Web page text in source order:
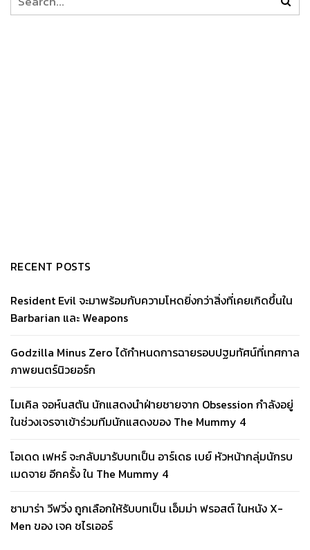
RECENT POSTS
Resident Evil จะมาพร้อมกับความโหดยิ่งกว่าสิ่งที่เคยเกิดขึ้นใน
Barbarian และ Weapons
Godzilla Minus Zero ได้กำหนดการฉายรอบปฐมทัศน์ที่เทศกาล
ภาพยนตร์นิวยอร์ก
ไมเคิล จอห์นสตัน นักแสดงนำฝ่ายชายจาก Obsession กำลังอยู่
ในช่วงเจรจาเข้าร่วมทีมนักแสดงของ The Mummy 4
โอเดด เฟหร์ จะกลับมารับบทเป็น อาร์เดธ เบย์ หัวหน้ากลุ่มนักรบ
เมดจาย อีกครั้ง ใน The Mummy 4
ซามาร่า วีฟวิ่ง ถูกเลือกให้รับบทเป็น เอ็มม่า ฟรอสต์ ในหนัง X-
Men ของ เจค ชไรเออร์